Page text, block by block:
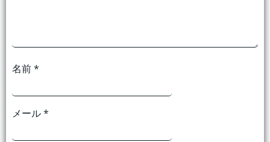
名前*
メール*